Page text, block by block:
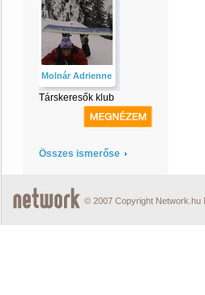
Molnár Adrienne
Társkeresők klub
Összes ismerőse
© 2007 Copyright Network.hu